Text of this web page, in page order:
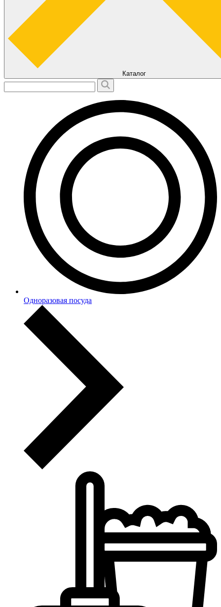
Каталог
Одноразовая посуда